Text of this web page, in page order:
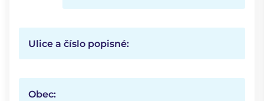
Ulice a číslo popisné:
Obec: